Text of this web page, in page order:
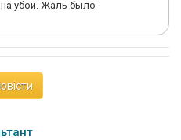
убой. Жаль было